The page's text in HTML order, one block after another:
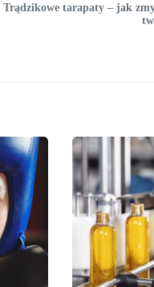
Trądzikowe tarapaty – jak